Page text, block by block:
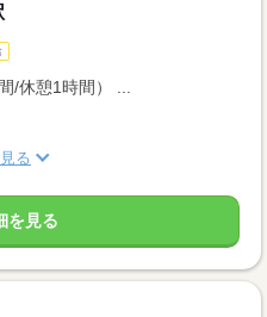
/休憩1時間） ...
る
を見る